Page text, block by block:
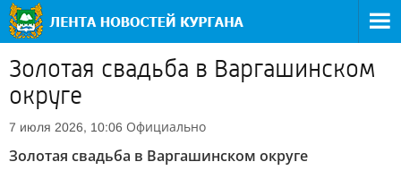
Золотая свадьба в Варгашинском
округе
7 июля 2026, 10:06 Официально
Золотая свадьба в Варгашинском округе